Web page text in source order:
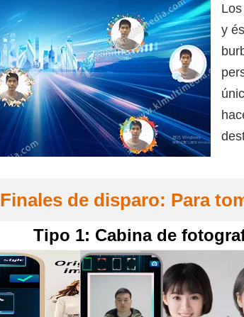
y
Finales de disparo: Para
Tipo 1: Cabina de